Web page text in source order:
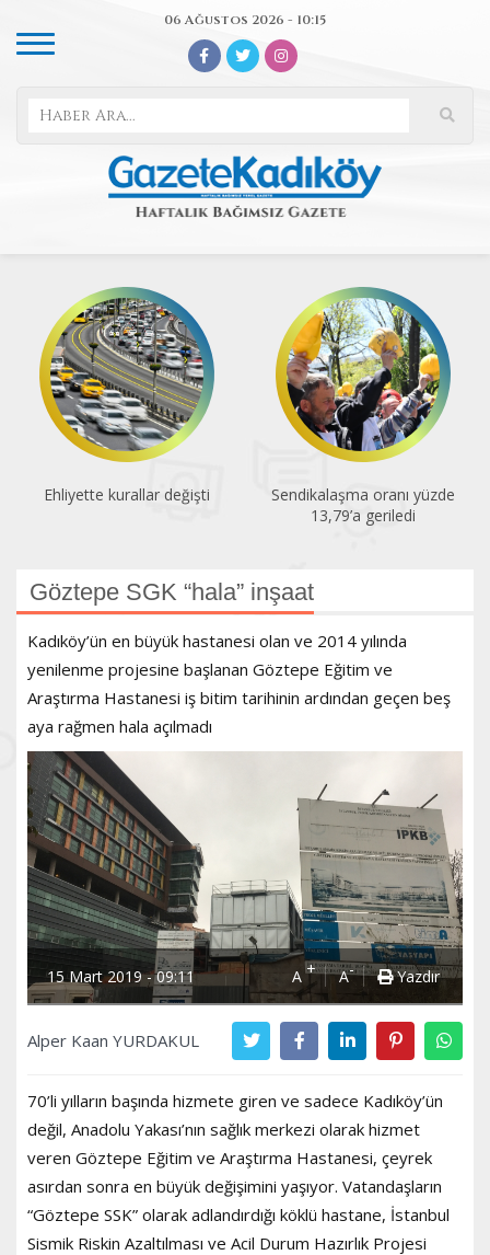
06 Ağustos 2026 - 10:15
Sendikalaşma oranı yüzde
İlk altı ayda 150 kadın
öldürüldü
Göztepe SGK “hala” inşaat
Kadıköy’ün en büyük hastanesi olan ve 2014 yılında
yenilenme projesine başlanan Göztepe Eğitim ve
Araştırma Hastanesi iş bitim tarihinin ardından geçen beş
aya rağmen hala açılmadı
15 Mart 2019 - 09:11 A+ A- Yazdır
Alper Kaan YURDAKUL
70’li yılların başında hizmete giren ve sadece Kadıköy’ün
değil, Anadolu Yakası’nın sağlık merkezi olarak hizmet
veren Göztepe Eğitim ve Araştırma Hastanesi, çeyrek
asırdan sonra en büyük değişimini yaşıyor. Vatandaşların
“Göztepe SSK” olarak adlandırdığı köklü hastane, İstanbul
Sismik Riskin Azaltılması ve Acil Durum Hazırlık Projesi